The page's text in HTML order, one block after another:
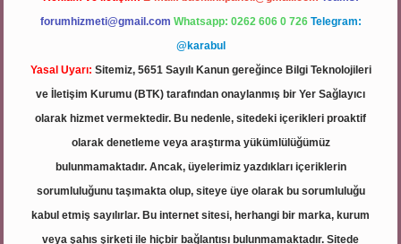
forumhizmeti@gmail.com Whatsapp: 0262 606 0 726 Telegram:
@karabul
Yasal Uyarı: Sitemiz, 5651 Sayılı Kanun gereğince Bilgi Teknolojileri
ve İletişim Kurumu (BTK) tarafından onaylanmış bir Yer Sağlayıcı
olarak hizmet vermektedir. Bu nedenle, sitedeki içerikleri proaktif
olarak denetleme veya araştırma yükümlülüğümüz
bulunmamaktadır. Ancak, üyelerimiz yazdıkları içeriklerin
sorumluluğunu taşımakta olup, siteye üye olarak bu sorumluluğu
kabul etmiş sayılırlar. Bu internet sitesi, herhangi bir marka, kurum
veya şahıs şirketi ile hiçbir bağlantısı bulunmamaktadır. Sitede